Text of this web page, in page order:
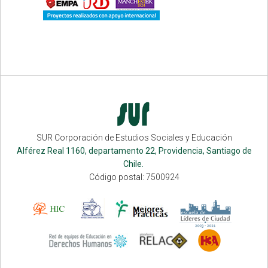
SUR Corporación de Estudios Sociales y Educación
Alférez Real 1160, departamento 22, Providencia, Santiago de
Chile.
Código postal: 7500924